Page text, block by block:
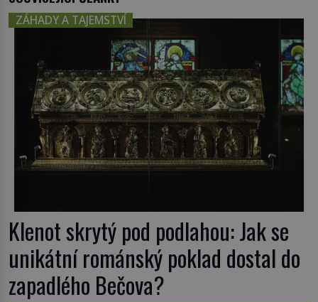
ZÁHADY A TAJEMSTVÍ
Klenot skrytý pod podlahou: Jak se
unikátní románský poklad dostal do
zapadlého Bečova?